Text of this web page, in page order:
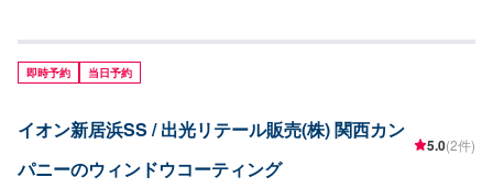
即時予約 当日予約
イオン新居浜SS / 出光リテール販売(株) 関西カン
パニーのウィンドウコーティング
5.0(2件)